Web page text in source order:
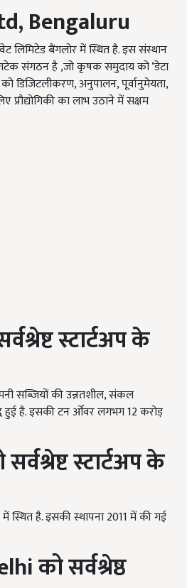
Bengaluru
लिमिटेड बैंगलोर में स्थित है. इस संस्थान
संगठन है ,जो कृषक समुदाय को ‘डेटा
डिजिटलीकरण, अनुपालन, पूर्वानुमेयता,
का लाभ उठाने में सक्षम
स्टार्टअप के
सब्जियों की उन्नतशील, संकल
हुई है. इसकी टन र्ओवर लगभग 12 करोड़
सर्वश्रेष्ट स्टार्टअप के
है. इसकी स्थापना 2011 में की गई
कोसर्वश्रेष्ठ